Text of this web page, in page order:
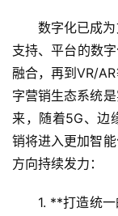
数字化已成
支持、平台的数
融合，再到VR/
字营销生态系统
来，随着5G、边
销将进入更加智
方向持续发力：
1. **打造统